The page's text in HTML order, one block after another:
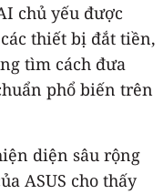
chủ yếu được
thiết bị đắt tiền,
tìm cách đưa
phổ biến trên
diện sâu rộng
ASUS cho thấy